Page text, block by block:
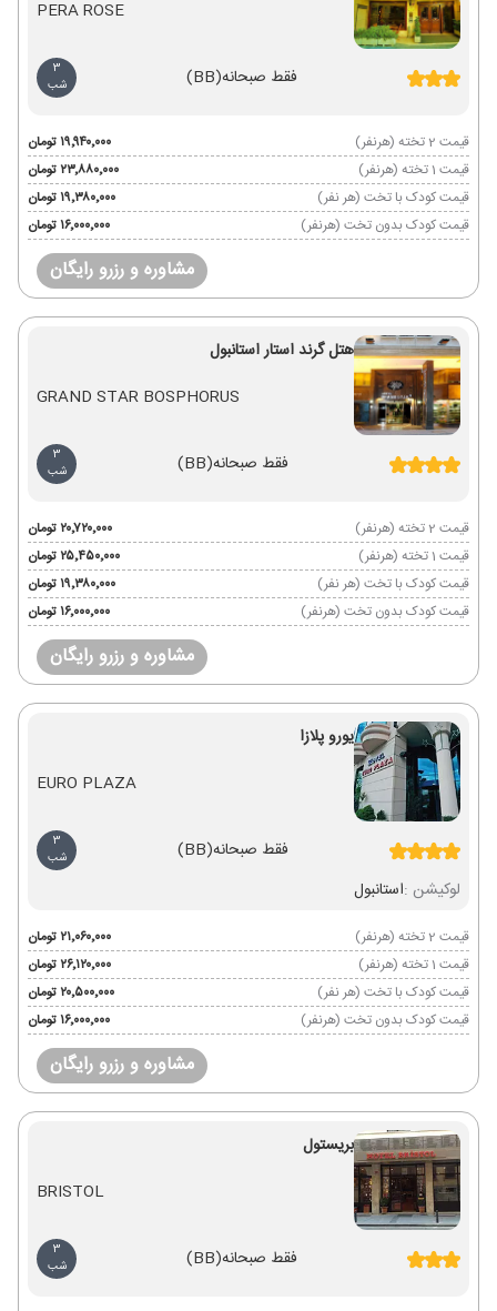
PERA ROSE
فقط صبحانه(BB)
3
شب
قیمت 2 تخته (هرنفر)
۱۹٬۹۴۰٬۰۰۰ تومان
قیمت 1 تخته (هرنفر)
۲۳٬۸۸۰٬۰۰۰ تومان
قیمت کودک با تخت (هر نفر)
۱۹٬۳۸۰٬۰۰۰ تومان
قیمت کودک بدون تخت (هرنفر)
۱۶٬۰۰۰٬۰۰۰ تومان
مشاوره و رزرو رایگان
هتل گرند استار استانبول
GRAND STAR BOSPHORUS
فقط صبحانه(BB)
3
شب
قیمت 2 تخته (هرنفر)
۲۰٬۷۲۰٬۰۰۰ تومان
قیمت 1 تخته (هرنفر)
۲۵٬۴۵۰٬۰۰۰ تومان
قیمت کودک با تخت (هر نفر)
۱۹٬۳۸۰٬۰۰۰ تومان
قیمت کودک بدون تخت (هرنفر)
۱۶٬۰۰۰٬۰۰۰ تومان
مشاوره و رزرو رایگان
یورو پلازا
EURO PLAZA
فقط صبحانه(BB)
3
شب
لوکیشن :استانبول
قیمت 2 تخته (هرنفر)
۲۱٬۰۶۰٬۰۰۰ تومان
قیمت 1 تخته (هرنفر)
۲۶٬۱۲۰٬۰۰۰ تومان
قیمت کودک با تخت (هر نفر)
۲۰٬۵۰۰٬۰۰۰ تومان
قیمت کودک بدون تخت (هرنفر)
۱۶٬۰۰۰٬۰۰۰ تومان
مشاوره و رزرو رایگان
بریستول
BRISTOL
فقط صبحانه(BB)
3
شب